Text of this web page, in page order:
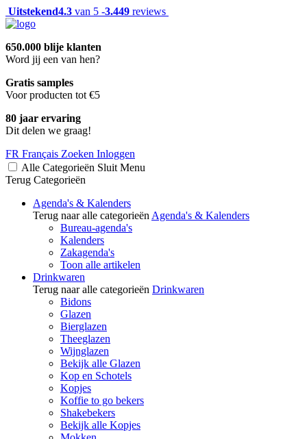
Uitstekend4.3 van 5 -3.449 reviews
650.000 blije klanten
Word jij een van hen?
Gratis samples
Voor producten tot €5
80 jaar ervaring
Dit delen we graag!
FR Français Zoeken Inloggen
Alle Categorieën Sluit Menu
Terug Categorieën
Agenda's & Kalenders
Terug naar alle categorieën Agenda's & Kalenders
Bureau-agenda's
Kalenders
Zakagenda's
Toon alle artikelen
Drinkwaren
Terug naar alle categorieën Drinkwaren
Bidons
Glazen
Bierglazen
Theeglazen
Wijnglazen
Bekijk alle Glazen
Kop en Schotels
Kopjes
Koffie to go bekers
Shakebekers
Bekijk alle Kopjes